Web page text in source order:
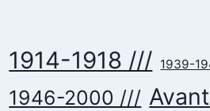
1914-1918 /// 1939-
1946-2000 ///